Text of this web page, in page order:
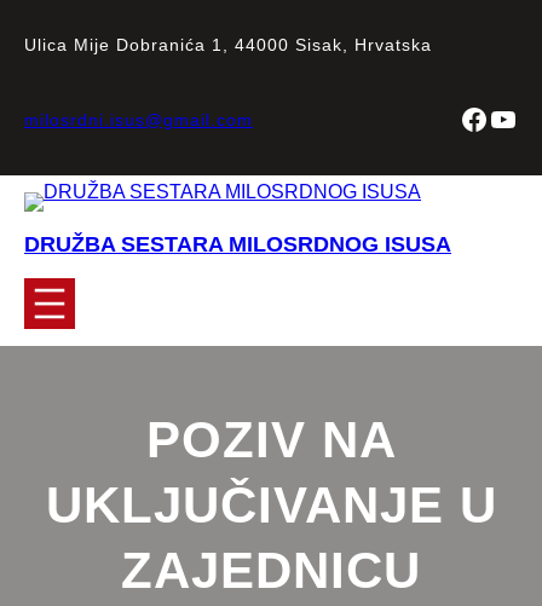
Ulica Mije Dobranića 1, 44000 Sisak, Hrvatska
milosrdni.isus@gmail.com
DRUŽBA SESTARA MILOSRDNOG ISUSA
POZIV NA
UKLJUČIVANJE U
ZAJEDNICU